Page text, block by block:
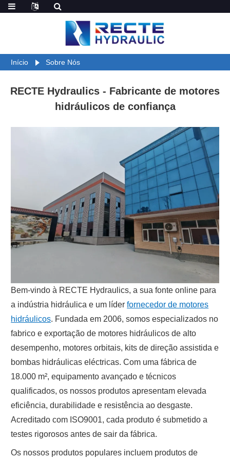
Início Sobre Nós
RECTE Hydraulics - Fabricante de motores
hidráulicos de confiança
Bem-vindo à RECTE Hydraulics, a sua fonte online para
a indústria hidráulica e um líderfornecedor de motores
hidráulicos. Fundada em 2006, somos especializados no
fabrico e exportação de motores hidráulicos de alto
desempenho, motores orbitais, kits de direção assistida e
bombas hidráulicas eléctricas. Com uma fábrica de
18.000 m², equipamento avançado e técnicos
qualificados, os nossos produtos apresentam elevada
eficiência, durabilidade e resistência ao desgaste.
Acreditado com ISO9001, cada produto é submetido a
testes rigorosos antes de sair da fábrica.
Os nossos produtos populares incluem produtos de